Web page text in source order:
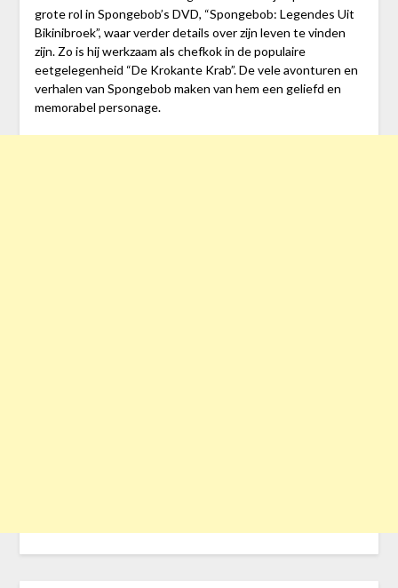
grote rol in Spongebob’s DVD, “Spongebob: Legendes Uit
Bikinibroek”, waar verder details over zijn leven te vinden
zijn. Zo is hij werkzaam als chefkok in de populaire
eetgelegenheid “De Krokante Krab”. De vele avonturen en
verhalen van Spongebob maken van hem een geliefd en
memorabel personage.